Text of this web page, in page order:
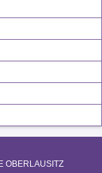
OBERLAUSITZ